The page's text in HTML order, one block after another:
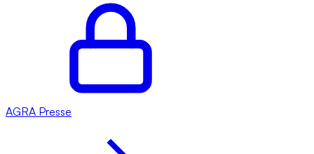
AGRA Presse